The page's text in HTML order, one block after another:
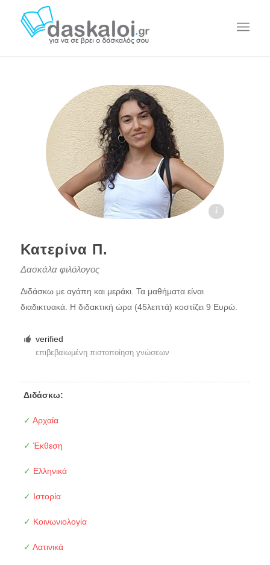
Κατερίνα Π. daskaloi.gr
Κατερίνα Π.
Δασκάλα φιλόλογος
Διδάσκω με αγάπη και μεράκι. Τα μαθήματα είναι
διαδικτυακά. Η διδακτική ώρα (45λεπτά) κοστίζει 9 Ευρώ.
verified
επιβεβαιωμένη πιστοποίηση γνώσεων
Διδάσκω:
✓ Αρχαία
✓ Έκθεση
✓ Ελληνικά
✓ Ιστορία
✓ Κοινωνιολογία
✓ Λατινικά